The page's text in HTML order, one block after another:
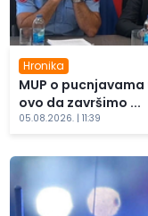
Hronika
MUP o
ovo da završimo ...
05.08.2026. | 11:39